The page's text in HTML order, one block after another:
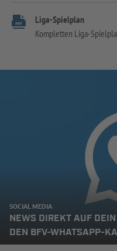
Liga-Spielplan
Kompletten Liga-
SOCIAL MEDIA
NEWS DIREKT AUF
DEN BFV-WHATSAPP-